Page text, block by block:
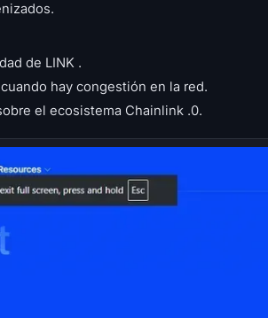
de LINK .
hay congestión en la red.
el ecosistema Chainlink .0.